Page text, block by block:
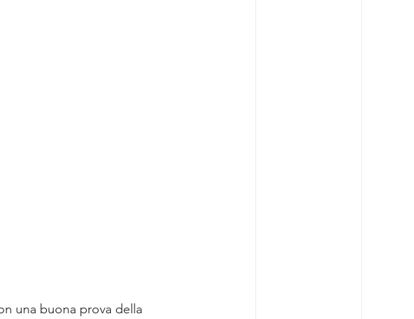
una buona prova della